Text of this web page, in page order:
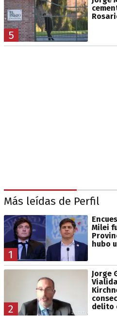
5
Más leídas de Perfil
1
Milei
hubo
2
Jorge
delito